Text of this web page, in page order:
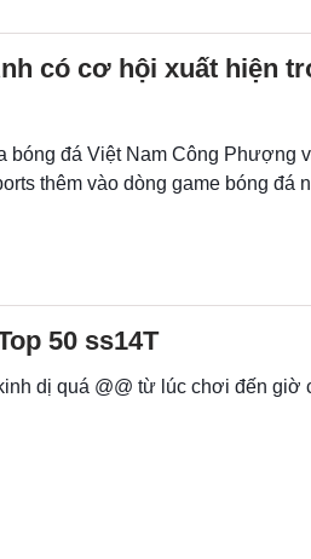
có cơ hội xuất hiện
bóng đá Việt Nam Công Phượng
thêm vào dòng game bóng đá
50 ss14T
dị quá @@ từ lúc chơi đến giờ